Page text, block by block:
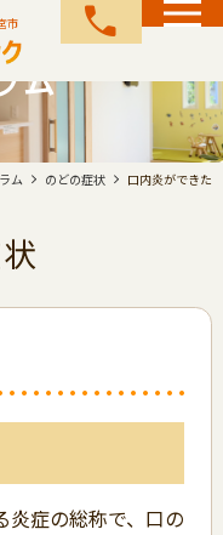
市 call
ム
ム のどの症状 口内炎ができた
炎症の総称で、口の